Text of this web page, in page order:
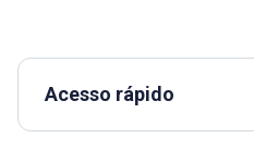
Acesso rápido